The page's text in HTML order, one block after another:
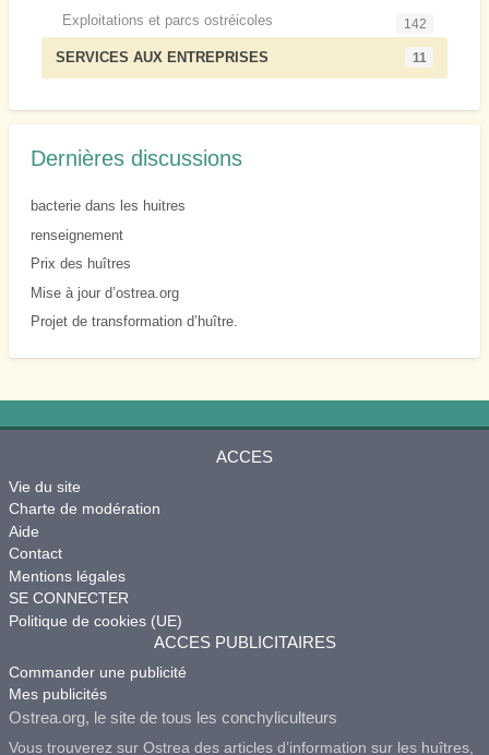
Exploitations et parcs ostréicoles 142
SERVICES AUX ENTREPRISES 11
Dernières discussions
bacterie dans les huitres
renseignement
Prix des huîtres
Mise à jour d’ostrea.org
Projet de transformation d’huître.
ACCES
Vie du site
Charte de modération
Aide
Contact
Mentions légales
SE CONNECTER
Politique de cookies (UE)
ACCES PUBLICITAIRES
Commander une publicité
Mes publicités
Ostrea.org, le site de tous les conchyliculteurs
Vous trouverez sur Ostrea des articles d’information sur les huîtres,